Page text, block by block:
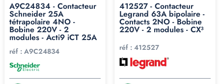
A9C24834 - Contacteur
Schneider 25A
tétrapolaire 4NO -
Bobine 220V - 2
modules - Acti9 iCT 25A
réf : A9C24834
412527 - Contacteur
Legrand 63A bipolaire -
Contacts 2NO - Bobine
220V - 2 modules - CX³
réf : 412527